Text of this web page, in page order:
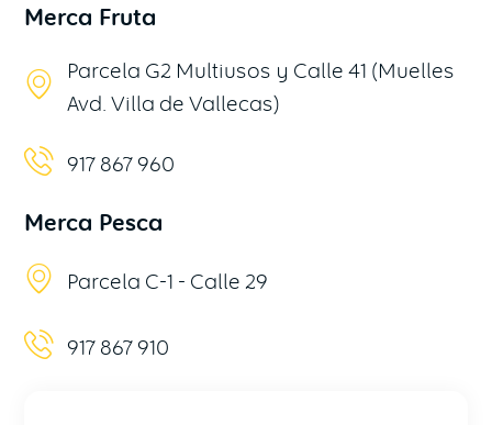
Merca Fruta
Parcela G2 Multiusos y Calle 41 (Muelles
Avd. Villa de Vallecas)
917 867 960
Merca Pesca
Parcela C-1 - Calle 29
917 867 910